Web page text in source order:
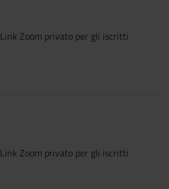
Link Zoom privato per gli iscritti
Link Zoom privato per gli iscritti